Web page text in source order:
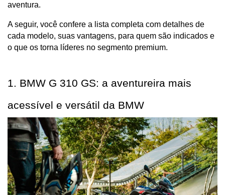
aventura.
A seguir, você confere a lista completa com detalhes de
cada modelo, suas vantagens, para quem são indicados e
o que os torna líderes no segmento premium.
1. BMW G 310 GS: a aventureira mais
acessível e versátil da BMW